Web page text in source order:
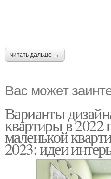
читать дальше →
Вас может
Варианты
квартиры в 2022
маленькой
2023: идеи